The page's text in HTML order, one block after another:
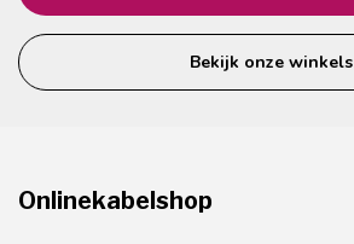
Bekijk onze winkels
Onlinekabelshop